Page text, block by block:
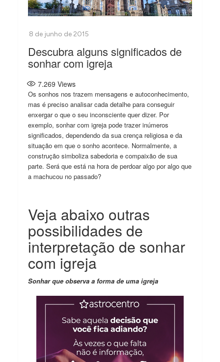
Descubra alguns significados de
sonhar com igreja
7.269 Views
Os sonhos nos trazem mensagens e autoconhecimento,
mas é preciso analisar cada detalhe para conseguir
enxergar o que o seu inconsciente quer dizer. Por
exemplo, sonhar com igreja pode trazer inúmeros
significados, dependendo da sua crença religiosa e da
situação em que o sonho acontece. Normalmente, a
construção simboliza sabedoria e compaixão de sua
parte. Será que está na hora de perdoar algo por algo que
a machucou no passado?
Veja abaixo outras
possibilidades de
interpretação de sonhar
com igreja
Sonhar que observa a forma de uma igreja